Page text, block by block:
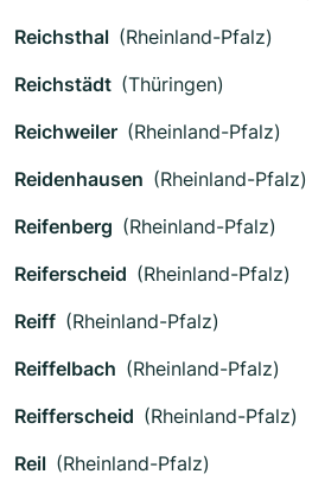
Reichsthal (Rheinland-Pfalz)
Reichstädt (Thüringen)
Reichweiler (Rheinland-Pfalz)
Reidenhausen (Rheinland-Pfalz)
Reifenberg (Rheinland-Pfalz)
Reiferscheid (Rheinland-Pfalz)
Reiff (Rheinland-Pfalz)
Reiffelbach (Rheinland-Pfalz)
Reifferscheid (Rheinland-Pfalz)
Reil (Rheinland-Pfalz)